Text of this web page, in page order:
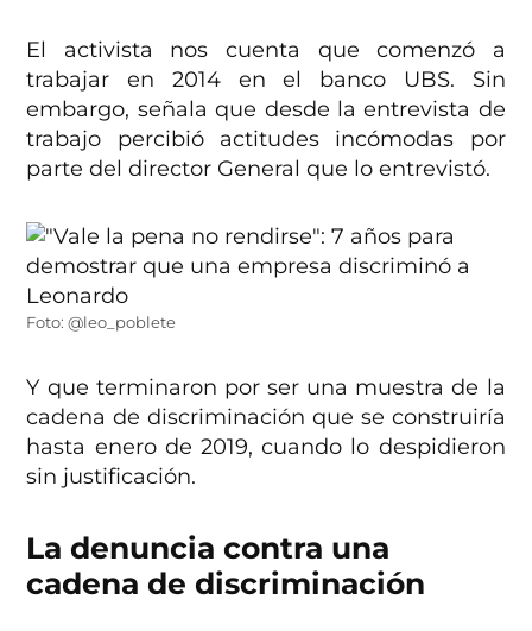
El activista nos cuenta que comenzó a
trabajar en 2014 en el banco UBS. Sin
embargo, señala que desde la entrevista de
trabajo percibió actitudes incómodas por
parte del director General que lo entrevistó.
Foto: @leo_poblete
Y que terminaron por ser una muestra de la
cadena de discriminación que se construiría
hasta enero de 2019, cuando lo despidieron
sin justificación.
La denuncia contra una
cadena de discriminación